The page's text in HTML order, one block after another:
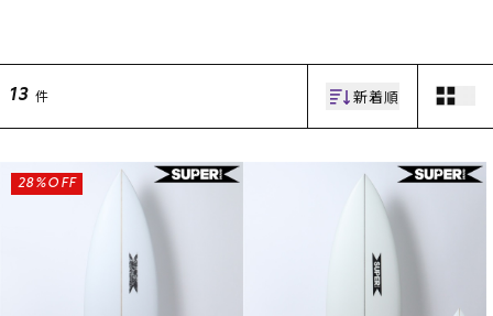
ムラサキスポーツ 公式アプリ
ポイント・クーポンもこのアプリで！
13 件 新着順
28%OFF